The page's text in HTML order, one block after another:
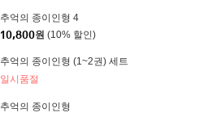
추억의 종이인형 4
10,800원 (10% 할인)
추억의 종이인형 (1~2권) 세트
일시품절
추억의 종이인형